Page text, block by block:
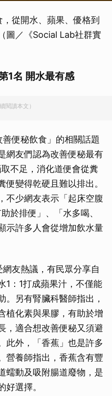
從開水、蘋果、優格到
圖／《Social Lab社群實
1名 開水最有感
閱讀本文）
便秘飲食」的相關話題
網友們認為改善便秘最有
不足，消化道便會從糞
變得乾硬且難以排出。
不少網友表示「起床空腹
於排便」、「水多喝、
示許多人會從增加飲水量
友熱議，有民眾分享自
1：1打成蘋果汁，不僅能
。另有腎臟科醫師指出，
植化素與果膠，有助於增
，適合想改善便秘又須避
此外，「香蕉」也是許多
營養師指出，香蕉含有豐
蠕動及吸附腸道廢物，是
好選擇。